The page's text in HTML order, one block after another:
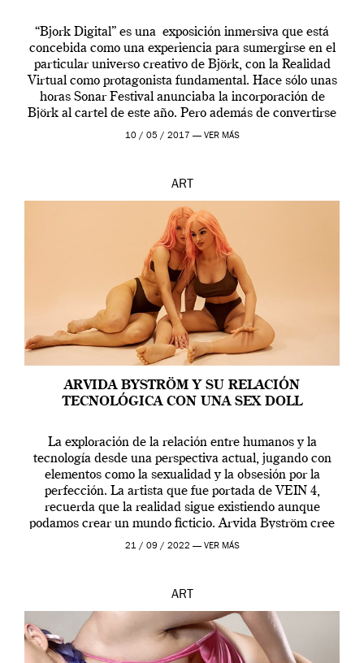
“Bjork Digital” es una exposición inmersiva que está
concebida como una experiencia para sumergirse en el
particular universo creativo de Björk, con la Realidad
Virtual como protagonista fundamental. Hace sólo unas
horas Sonar Festival anunciaba la incorporación de
Björk al cartel de este año. Pero además de convertirse
en una de las actuaciones más relevantes […]
10 / 05 / 2017 — VER MÁS
ART
ARVIDA BYSTRÖM Y SU RELACIÓN
TECNOLÓGICA CON UNA SEX DOLL
La exploración de la relación entre humanos y la
tecnología desde una perspectiva actual, jugando con
elementos como la sexualidad y la obsesión por la
perfección. La artista que fue portada de VEIN 4,
recuerda que la realidad sigue existiendo aunque
podamos crear un mundo ficticio. Arvida Byström cree
que los humanos tienen un complejo […]
21 / 09 / 2022 — VER MÁS
ART